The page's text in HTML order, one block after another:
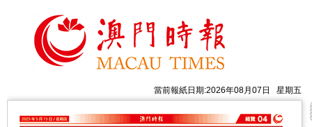
當前報紙日期:2026年08月07日 星期五